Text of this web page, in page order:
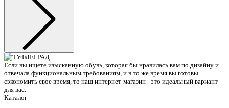
Если вы ищете изысканную обувь, которая бы нравилась вам по дизайну и
отвечала функциональным требованиям, и в то же время вы готовы
сэкономить свое время, то наш интернет-магазин - это идеальный вариант
для вас.
Каталог